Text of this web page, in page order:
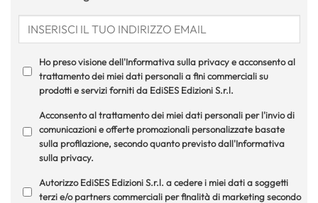
Ho preso visione dell'Informativa sulla privacy e acconsento al
trattamento dei miei dati personali a fini commerciali su
prodotti e servizi forniti da EdiSES Edizioni S.r.l.
Acconsento al trattamento dei miei dati personali per l'invio di
comunicazioni e offerte promozionali personalizzate basate
sulla profilazione, secondo quanto previsto dall'Informativa
sulla privacy.
Autorizzo EdiSES Edizioni S.r.l. a cedere i miei dati a soggetti
terzi e/o partners commerciali per finalità di marketing secondo